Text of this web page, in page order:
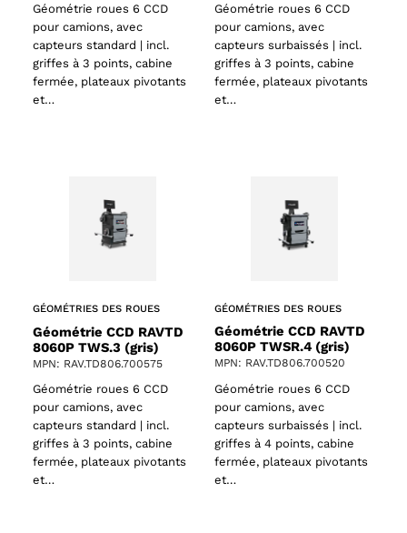
Géométrie roues 6 CCD
pour camions, avec
capteurs standard | incl.
griffes à 3 points, cabine
fermée, plateaux pivotants
et…
Géométrie roues 6 CCD
pour camions, avec
capteurs surbaissés | incl.
griffes à 3 points, cabine
fermée, plateaux pivotants
et…
GÉOMÉTRIES DES ROUES
Géométrie CCD RAVTD
8060P TWS.3 (gris)
MPN: RAV.TD806.700575
Géométrie roues 6 CCD
pour camions, avec
capteurs standard | incl.
griffes à 3 points, cabine
fermée, plateaux pivotants
et…
GÉOMÉTRIES DES ROUES
Géométrie CCD RAVTD
8060P TWSR.4 (gris)
MPN: RAV.TD806.700520
Géométrie roues 6 CCD
pour camions, avec
capteurs surbaissés | incl.
griffes à 4 points, cabine
fermée, plateaux pivotants
et…